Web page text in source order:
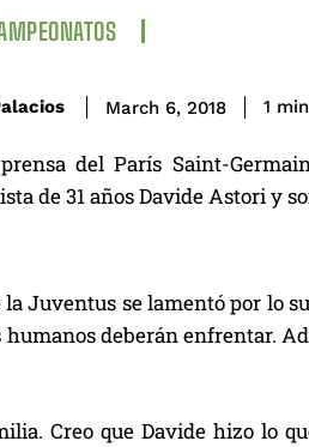
March 6, 2018 1 min
del París Saint-
de 31 años Davide Astori y
la Juventus se lamentó por lo
humanos deberán enfrentar.
Creo que Davide hizo lo